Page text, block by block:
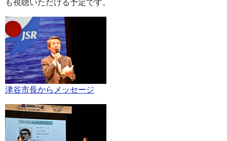
も視聴いただける予定です。
津谷市長からメッセージ